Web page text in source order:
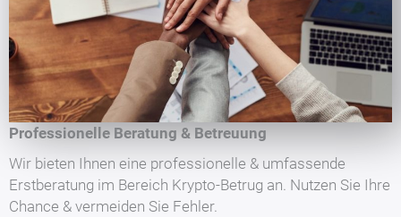
Professionelle Beratung & Betreuung
Wir bieten Ihnen eine professionelle & umfassende
Erstberatung im Bereich Krypto-Betrug an. Nutzen Sie Ihre
Chance & vermeiden Sie Fehler.